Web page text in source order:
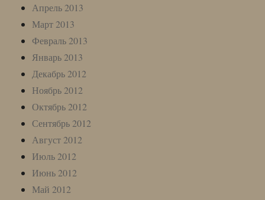
Апрель 2013
Март 2013
Февраль 2013
Январь 2013
Декабрь 2012
Ноябрь 2012
Октябрь 2012
Сентябрь 2012
Август 2012
Июль 2012
Июнь 2012
Май 2012